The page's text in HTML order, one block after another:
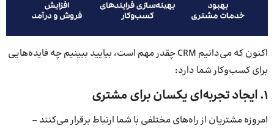
اکنون که می‌دانیم CRM چقدر مهم است، بیایید ببینیم چه فایده‌هایی
برای کسب‌وکار شما دارد:
1. ایجاد تجربه‌ای یکسان برای مشتری
امروزه مشتریان از راه‌های مختلفی با شما ارتباط برقرار می‌کنند –